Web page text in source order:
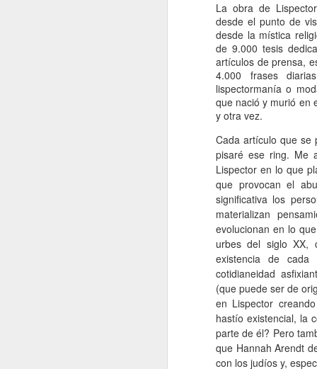
La obra de
desde el punto de
desde la mística
de 9.000 tesis
artículos de prensa,
4.000 frases
lispectormanía o
que nació y murió en
y otra vez.
Cada artículo que se
pisaré ese ring. Me
Lispector en lo que
que provocan el
significativa los
materializan
evolucionan en lo
urbes del siglo XX,
existencia de
cotidianeidad
(que puede ser de
en Lispector
hastío existencial, la
parte de él? Pero
que Hannah Arendt
con los judíos y,
A
13